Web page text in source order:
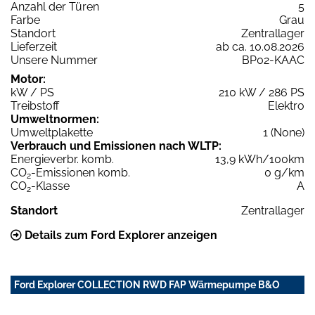
Anzahl der Türen
5
Farbe
Grau
Standort
Zentrallager
Lieferzeit
ab ca. 10.08.2026
Unsere Nummer
BP02-KAAC
Motor:
kW / PS
210 kW / 286 PS
Treibstoff
Elektro
Umweltnormen:
Umweltplakette
1 (None)
Verbrauch und Emissionen nach WLTP:
Energieverbr. komb.
13,9 kWh/100km
CO2-Emissionen komb.
0 g/km
CO2-Klasse
A
Standort
Zentrallager
Details zum Ford Explorer anzeigen
Ford Explorer COLLECTION RWD FAP Wärmepumpe B&O